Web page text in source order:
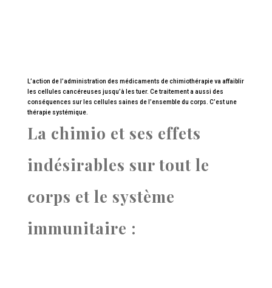
L’action de l’administration des médicaments de chimiothérapie va affaiblir
les cellules cancéreuses jusqu’à les tuer. Ce traitement a aussi des
conséquences sur les cellules saines de l’ensemble du corps. C’est une
thérapie systémique.
La chimio et ses effets
indésirables sur tout le
corps et le système
immunitaire :